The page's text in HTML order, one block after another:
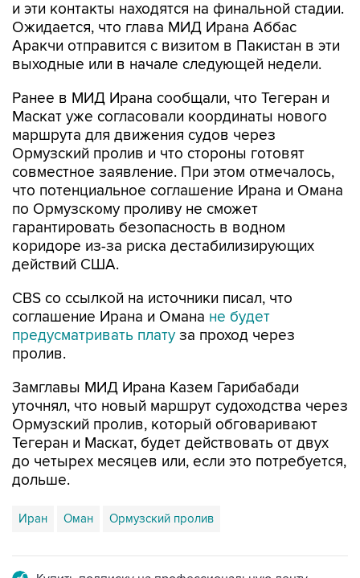
и эти контакты находятся на финальной стадии.
Ожидается, что глава МИД Ирана Аббас
Аракчи отправится с визитом в Пакистан в эти
выходные или в начале следующей недели.
Ранее в МИД Ирана сообщали, что Тегеран и
Маскат уже согласовали координаты нового
маршрута для движения судов через
Ормузский пролив и что стороны готовят
совместное заявление. При этом отмечалось,
что потенциальное соглашение Ирана и Омана
по Ормузскому проливу не сможет
гарантировать безопасность в водном
коридоре из-за риска дестабилизирующих
действий США.
CBS со ссылкой на источники писал, что
соглашение Ирана и Омана не будет
предусматривать плату за проход через
пролив.
Замглавы МИД Ирана Казем Гарибабади
уточнял, что новый маршрут судоходства через
Ормузский пролив, который обговаривают
Тегеран и Маскат, будет действовать от двух
до четырех месяцев или, если это потребуется,
дольше.
Иран Оман Ормузский пролив